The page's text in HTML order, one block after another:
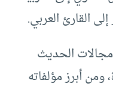
القارئ العربي.
الحديث
ومن أبرز مؤلفاته